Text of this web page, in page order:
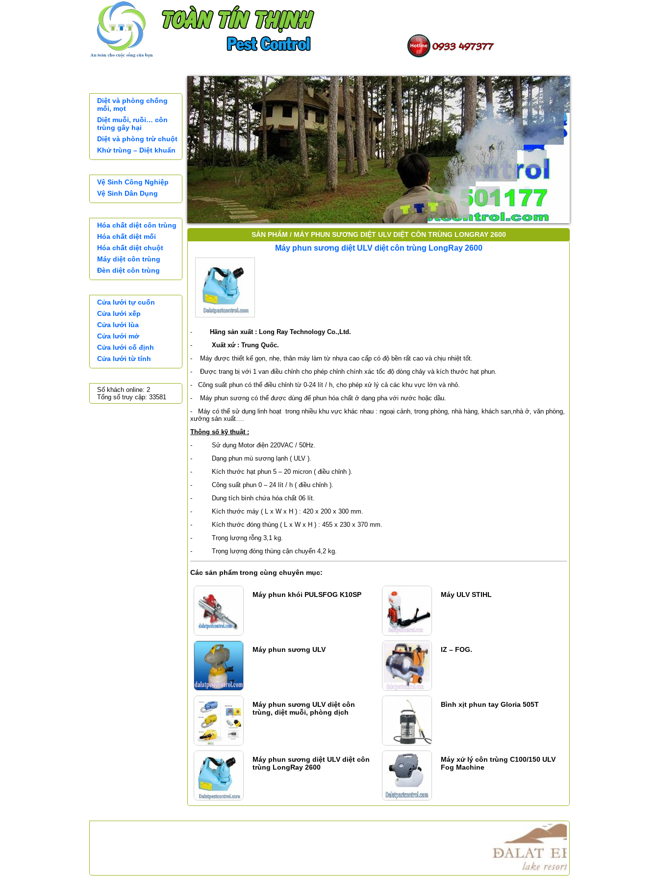
Diệt và phòng chống
mối, mọt
Diệt muỗi, ruồi… côn
trùng gây hại
Diệt và phòng trừ chuột
Khử trùng – Diệt khuẩn
Vệ Sinh Công Nghiệp
Vệ Sinh Dân Dụng
Hóa chất diệt côn trùng
Hóa chất diệt mối
Hóa chất diệt chuột
Máy diệt côn trùng
Đèn diệt côn trùng
Cửa lưới tự cuốn
Cửa lưới xếp
Cửa lưới lùa
Cửa lưới mở
Cửa lưới cố định
Cửa lưới từ tính
Số khách online: 2
Tổng số truy cập: 33581
SẢN PHẨM / MÁY PHUN SƯƠNG DIỆT ULV DIỆT CÔN TRÙNG LONGRAY 2600
Máy phun sương diệt ULV diệt côn trùng LongRay 2600
- Hãng sản xuất : Long Ray Technology Co.,Ltd.
- Xuất xứ : Trung Quốc.
- Máy được thiết kế gọn, nhẹ, thân máy làm từ nhựa cao cấp có độ bền rất cao và chịu nhiệt tốt.
- Được trang bị với 1 van điều chỉnh cho phép chỉnh chính xác tốc độ dòng chảy và kích thước hạt phun.
- Công suất phun có thể điều chỉnh từ 0-24 lít / h, cho phép xử lý cả các khu vực lớn và nhỏ.
- Máy phun sương có thể được dùng để phun hóa chất ở dạng pha với nước hoặc dầu.
- Máy có thể sử dụng linh hoạt trong nhiều khu vực khác nhau : ngoại cảnh, trong phòng, nhà hàng, khách sạn,nhà ở, văn phòng,
xưởng sản xuất….
Thông số kỹ thuật :
- Sử dụng Motor điện 220VAC / 50Hz.
- Dạng phun mù sương lạnh ( ULV ).
- Kích thước hạt phun 5 – 20 micron ( điều chỉnh ).
- Công suất phun 0 – 24 lít / h ( điều chỉnh ).
- Dung tích bình chứa hóa chất 06 lít.
- Kích thước máy ( L x W x H ) : 420 x 200 x 300 mm.
- Kích thước đóng thùng ( L x W x H ) : 455 x 230 x 370 mm.
- Trọng lượng rỗng 3,1 kg.
- Trọng lượng đóng thùng cận chuyển 4,2 kg.
Các sản phẩm trong cùng chuyên mục:
Máy phun khói PULSFOG K10SP Máy ULV STIHL
Máy phun sương ULV IZ – FOG.
Máy phun sương ULV diệt côn
trùng, diệt muỗi, phòng dịch
Bình xịt phun tay Gloria 505T
Máy phun sương diệt ULV diệt côn
trùng LongRay 2600
Máy xử lý côn trùng C100/150 ULV
Fog Machine